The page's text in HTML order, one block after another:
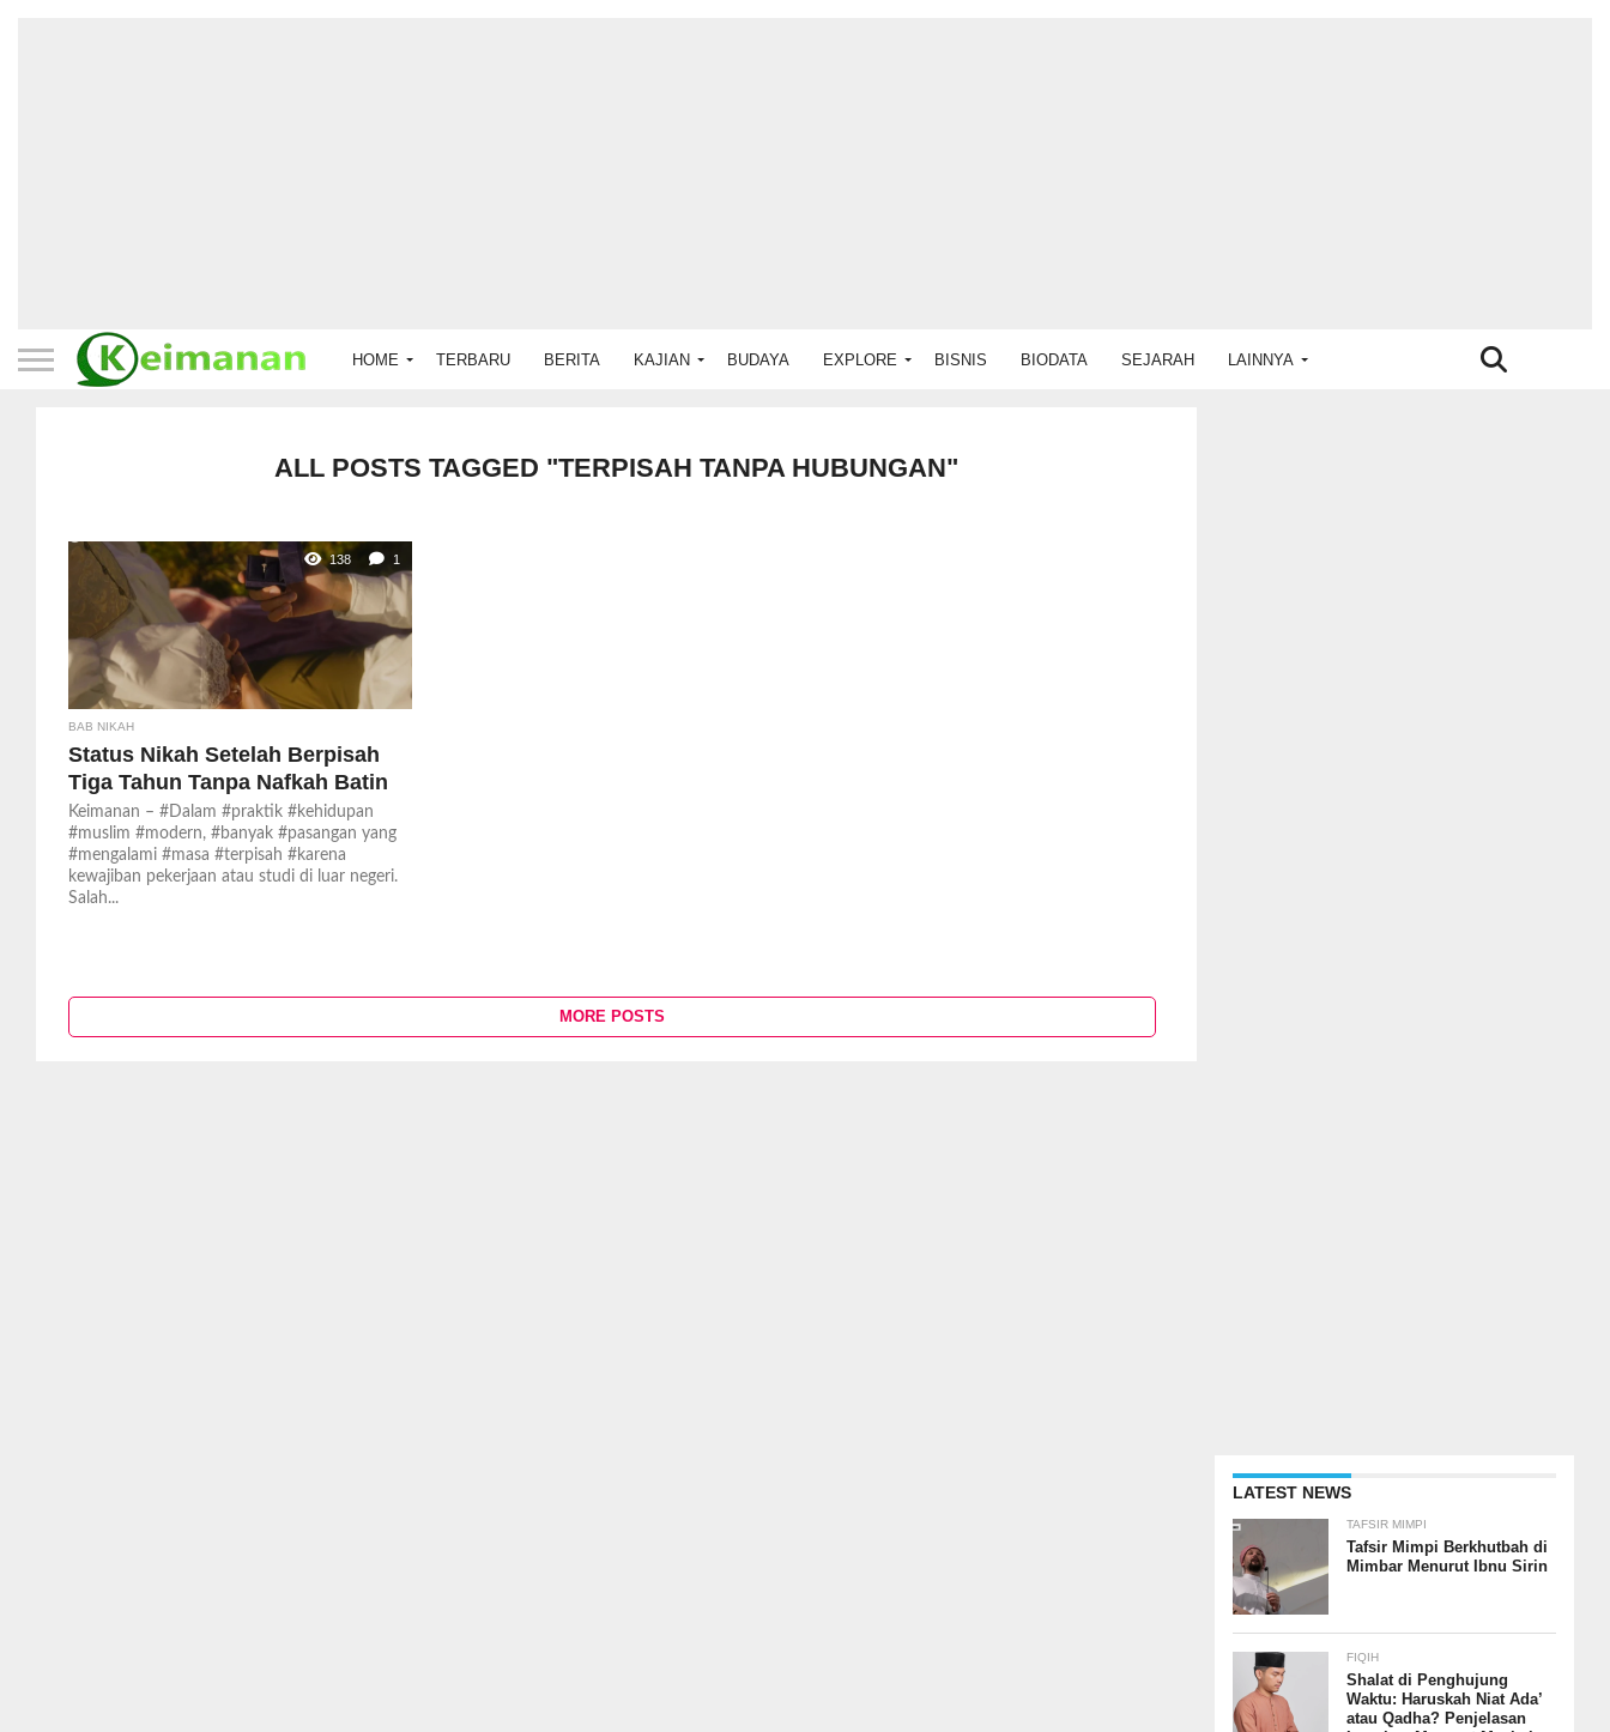
HOME TERBARU BERITA KAJIAN BUDAYA EXPLORE BISNIS BIODATA SEJARAH LAINNYA
ALL POSTS TAGGED "TERPISAH TANPA HUBUNGAN"
138 1
BAB NIKAH
Status Nikah Setelah Berpisah
Tiga Tahun Tanpa Nafkah Batin
Keimanan – #Dalam #praktik #kehidupan
#muslim #modern, #banyak #pasangan yang
#mengalami #masa #terpisah #karena
kewajiban pekerjaan atau studi di luar negeri.
Salah...
MORE POSTS
LATEST NEWS
TAFSIR MIMPI
Tafsir Mimpi Berkhutbah di
Mimbar Menurut Ibnu Sirin
FIQIH
Shalat di Penghujung
Waktu: Haruskah Niat Ada’
atau Qadha? Penjelasan